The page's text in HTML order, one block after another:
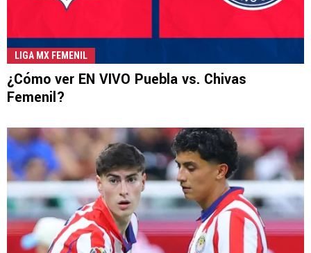
LIGA MX FEMENIL
¿Cómo ver EN VIVO Puebla vs. Chivas
Femenil?